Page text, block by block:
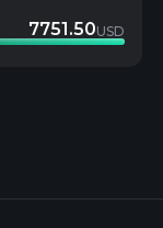
7751.50USD